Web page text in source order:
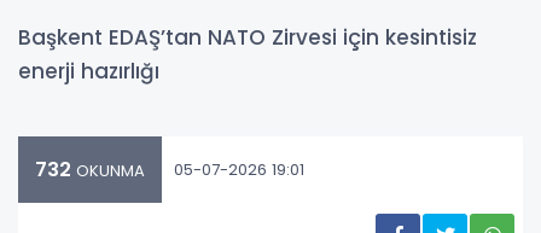
Başkent EDAŞ’tan NATO Zirvesi için kesintisiz
enerji hazırlığı
732 OKUNMA 05-07-2026 19:01